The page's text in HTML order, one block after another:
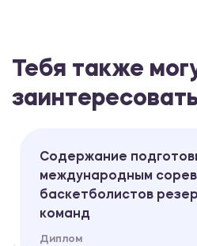
Тебя также
Содержание
международным
баскетболистов
команд
Диплом